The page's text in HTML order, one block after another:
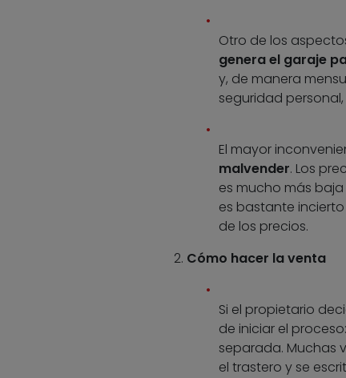
Otro de los
genera el garaje
y, de manera
seguridad
El mayor
malvender. Los
es mucho más
es bastante
de los precios.
Cómo hacer la venta
Si el propietario
de iniciar el
separada. Muchas
el trastero y se